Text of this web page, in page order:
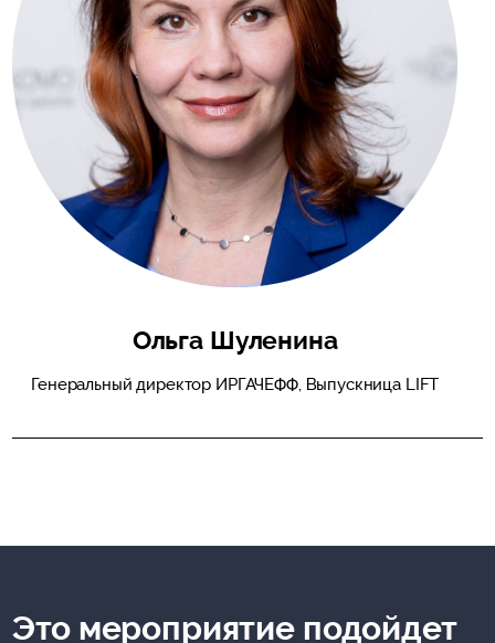
Ольга Шуленина
Генеральный директор ИРГАЧЕФФ, Выпускница LIFT
Это мероприятие подойдет